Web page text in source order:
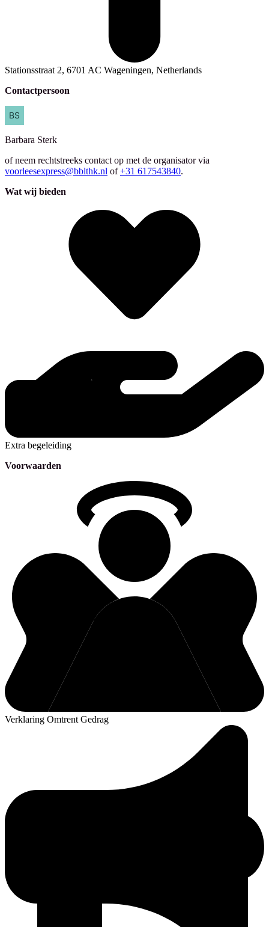
Stationsstraat 2, 6701 AC Wageningen, Netherlands
Contactpersoon
Barbara Sterk
of neem rechtstreeks contact op met de organisator via
voorleesexpress@bblthk.nl of +31 617543840.
Wat wij bieden
Extra begeleiding
Voorwaarden
Verklaring Omtrent Gedrag